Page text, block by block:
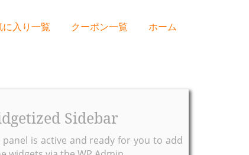
に入り一覧 クーポン一覧 ホーム
Sidebar
panel is active and ready for you to add